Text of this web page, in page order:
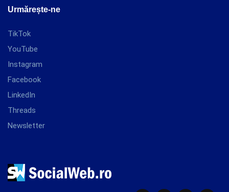
Urmărește-ne
TikTok
YouTube
Instagram
Facebook
LinkedIn
Threads
Newsletter